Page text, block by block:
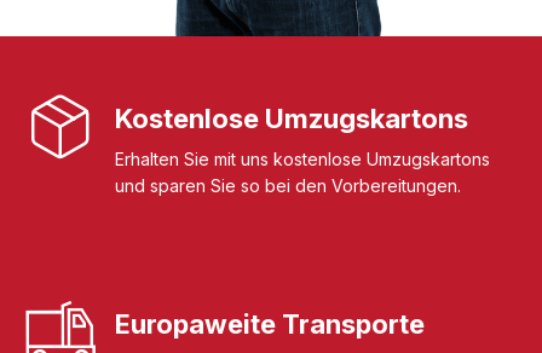
Kostenlose Umzugskartons
Erhalten Sie mit uns kostenlose Umzugskartons
und sparen Sie so bei den Vorbereitungen.
Europaweite Transporte